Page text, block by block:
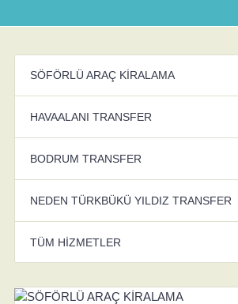
SÖFÖRLÜ ARAÇ KİRALAMA
HAVAALANI TRANSFER
BODRUM TRANSFER
NEDEN TÜRKBÜKÜ YILDIZ TRANSFER
TÜM HİZMETLER